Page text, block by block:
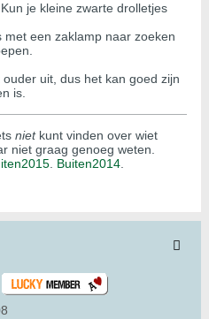
je kleine zwarte drolletjes
een zaklamp naar zoeken
uit, dus het kan goed zijn
is.
nietkunt vinden over wiet
niet graag genoeg weten.
Buiten2014